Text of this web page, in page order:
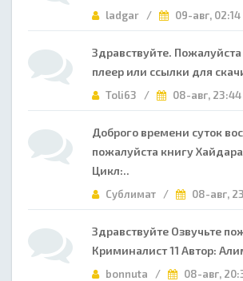
ladgar / 09-авг, 02:14
Здравствуйте. Пожалуйста
плеер или ссылки для
Toli63 / 08-авг, 23:44
Доброго времени суток
пожалуйста книгу
Цикл:..
Сублимат / 08-авг,
Здравствуйте Озвучьте
Криминалист 11 Автор:
bonnuta / 08-авг,